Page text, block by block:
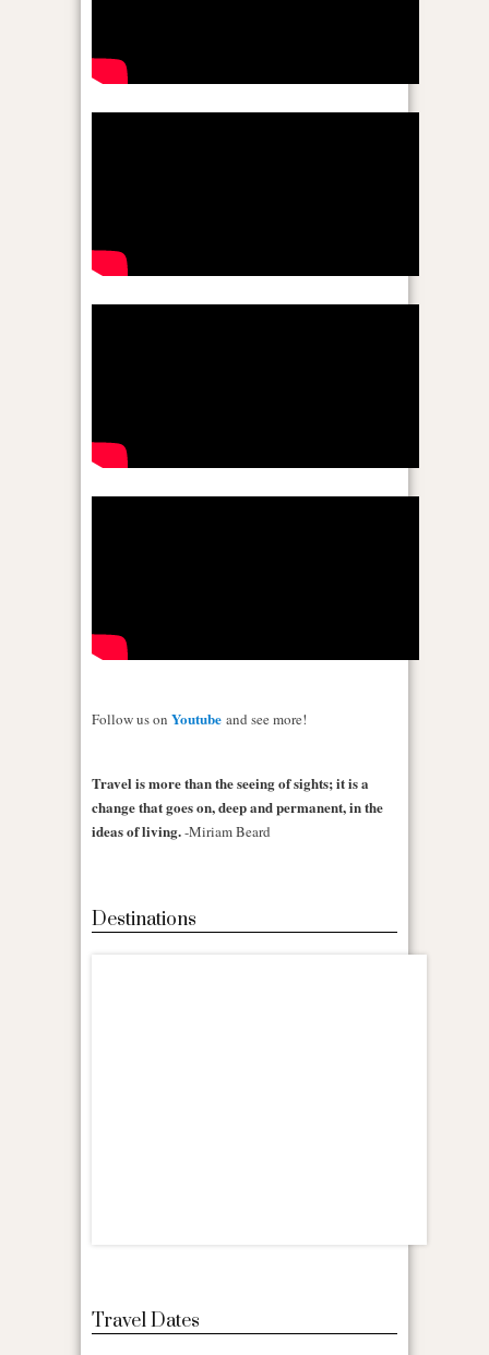
Follow us on Youtube and see more!
Travel is more than the seeing of sights; it is a
change that goes on, deep and permanent, in the
ideas of living.-Miriam Beard
Destinations
Travel Dates